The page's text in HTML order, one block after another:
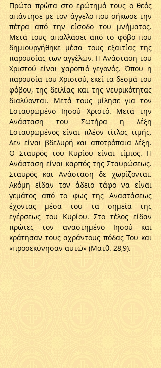
Πρώτα πρώτα στο ερώτημά τους ο θεός
απάντησε με τον άγγελο που σήκωσε την
πέτρα από την είσοδο του μνήματος.
Μετά τους απαλλάσει από το φόβο που
δημιουργήθηκε μέσα τους εξαιτίας της
παρουσίας των αγγέλων. Η Ανάσταση του
Χριστού είναι χαροπιό γεγονός. Όπου η
παρουσία του Χριστού, εκεί τα δεσμά του
φόβου, της δειλίας και της νευρικότητας
διαλύονται. Μετά τους μίλησε για τον
Εσταυρωμένο Ιησού Χριστό. Μετά την
Ανάσταση του Σωτήρα η λέξη
Εσταυρωμένος είναι πλέον τίτλος τιμής.
Δεν είναι βδελυρή και αποτρόπαια λέξη.
Ο Σταυρός του Κυρίου είναι τίμιος. Η
Ανάσταση είναι καρπός της Σταυρώσεως.
Σταυρός και Ανάσταση δε χωρίζονται.
Ακόμη είδαν τον άδειο τάφο να είναι
γεμάτος από το φως της Αναστάσεως
έχοντας μέσα του τα σημεία της
εγέρσεως του Κυρίου. Στο τέλος είδαν
πρώτες τον αναστημένο Ιησού και
κράτησαν τους αχράντους πόδας Του και
«προσεκύνησαν αυτώ» (Ματθ. 28,9).